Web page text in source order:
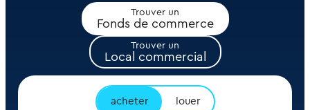
Trouver un
Fonds de commerce
Trouver un
Local commercial
acheter louer